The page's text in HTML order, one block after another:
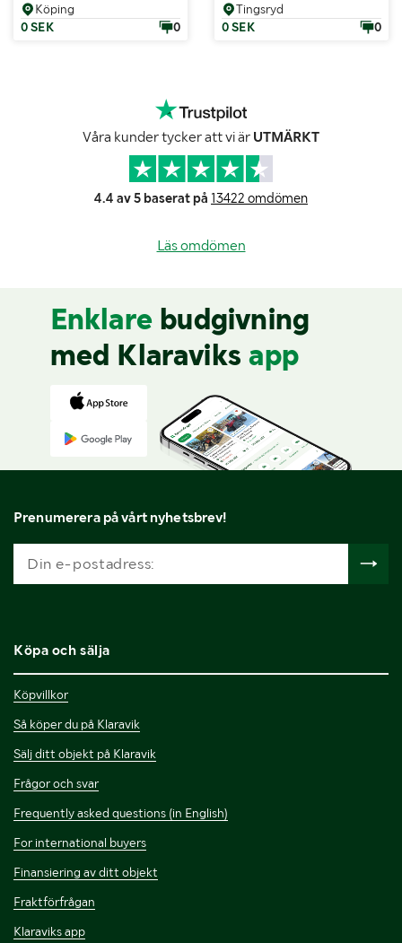
Köping
0 SEK
0
Tingsryd
0 SEK
0
Våra kunder tycker att vi är UTMÄRKT
4.4 av 5 baserat på 13422 omdömen
Läs omdömen
Enklare budgivning
med Klaraviks app
Prenumerera på vårt nyhetsbrev!
Köpa och sälja
Köpvillkor
Så köper du på Klaravik
Sälj ditt objekt på Klaravik
Frågor och svar
Frequently asked questions (in English)
For international buyers
Finansiering av ditt objekt
Fraktförfrågan
Klaraviks app